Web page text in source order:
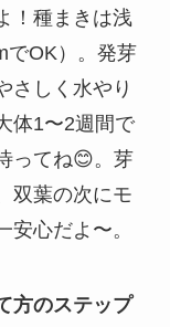
！種まきは浅
でOK）。発芽
さしく水やり
体1〜2週間で
ってね😊。芽
双葉の次にモ
心だよ〜。
方のステップ